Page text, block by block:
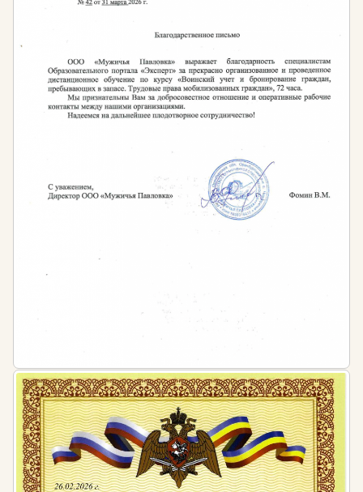
профессиональные компетенции помогут увидеть
возможные перспективы развития, повысить
экономическую эффективность и прибыль
компании.
Нормативная база:
Российской Федерации» от 29.12.2012 г. № 273-
Приказ Министерства образования и науки РФ
от 01 июля 2013 г. № 499 «Об утверждении
Порядка организации и осуществления
образовательной деятельности по
программам»
28.06.2021, с изм. от 26.10.2021)